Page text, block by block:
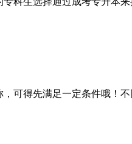
得先满足一定条件哦！不